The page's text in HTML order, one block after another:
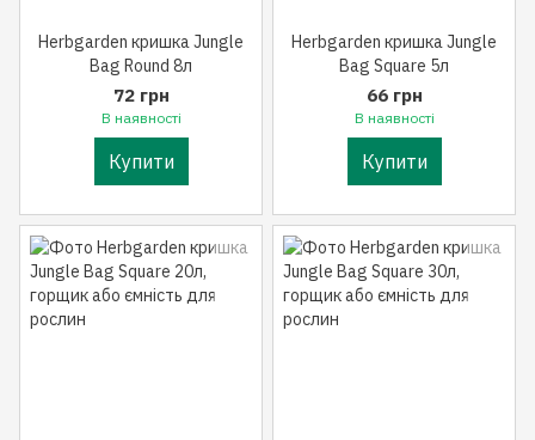
Herbgarden кришка Jungle
Bag Round 8л
72 грн
В наявності
Купити
Herbgarden кришка Jungle
Bag Square 5л
66 грн
В наявності
Купити